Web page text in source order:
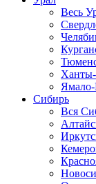
Весь
Сибирь
Вся